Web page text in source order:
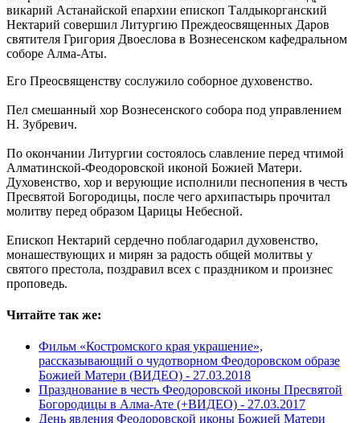
викарий Астанайской епархии епископ Талдыкорганский
Нектарий совершил Литургию Преждеосвященных Даров
святителя Григория Двоеслова в Вознесенском кафедральном
соборе Алма-Аты.
Его Преосвященству сослужило соборное духовенство.
Пел смешанный хор Вознесенского собора под управлением
Н. Зубревич.
По окончании Литургии состоялось славление перед чтимой
Алматинской-Феодоровской иконой Божией Матери.
Духовенство, хор и верующие исполнили песнопения в честь
Пресвятой Богородицы, после чего архипастырь прочитал
молитву перед образом Царицы Небесной.
Епископ Нектарий сердечно поблагодарил духовенство,
монашествующих и мирян за радость общей молитвы у
святого престола, поздравил всех с праздником и произнес
проповедь.
Читайте так же:
Фильм «Костромского края украшение»,
рассказывающий о чудотворном Феодоровском образе
Божией Матери (ВИДЕО) - 27.03.2018
Празднование в честь Феодоровской иконы Пресвятой
Богородицы в Алма-Ате (+ВИДЕО) - 27.03.2017
День явления Феодоровской иконы Божией Матери